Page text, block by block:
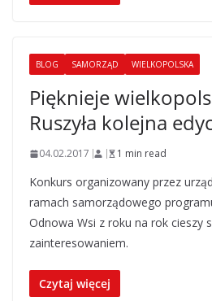
BLOG SAMORZĄD WIELKOPOLSKA
Pięknieje
Ruszyła kolejna
04.02.2017 1 min read
Konkurs organizowany przez
ramach samorządowego
Odnowa Wsi z roku na rok cieszy
zainteresowaniem.
Czytaj więcej